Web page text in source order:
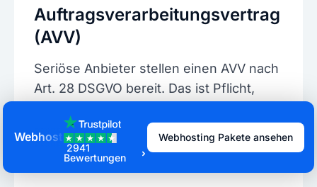
Webhosting
2941
Bewertungen
Webhosting Pakete ansehen
Auftragsverarbeitungsvertrag
(AVV)
Seriöse Anbieter stellen einen AVV nach
Art. 28 DSGVO bereit. Das ist Pflicht,
verarbeitest.
Webhosting
2941
Bewertungen
Webhosting Pakete ansehen